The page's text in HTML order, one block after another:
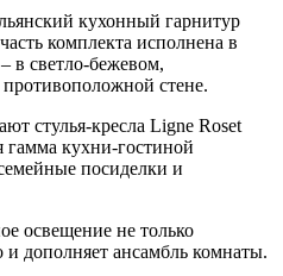
кухонный гарнитур
комплекта исполнена в
в светло-бежевом,
стене.
стулья-кресла Ligne Roset
гамма кухни-гостиной
посиделки и
освещение не только
дополняет ансамбль комнаты.